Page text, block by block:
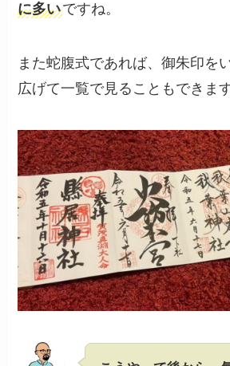
に多いですね。
また蛇腹式であれば、御朱印を
広げて一覧で見ることもできます